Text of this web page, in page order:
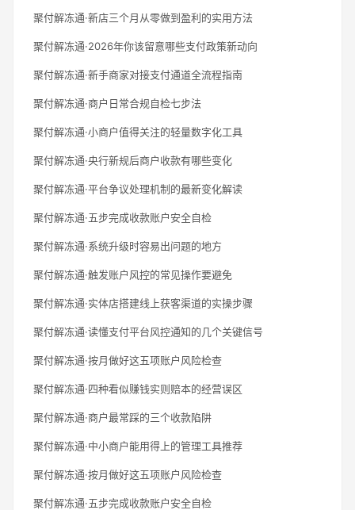
聚付解冻通·新店三个月从零做到盈利的实用方法
聚付解冻通·2026年你该留意哪些支付政策新动向
聚付解冻通·新手商家对接支付通道全流程指南
聚付解冻通·商户日常合规自检七步法
聚付解冻通·小商户值得关注的轻量数字化工具
聚付解冻通·央行新规后商户收款有哪些变化
聚付解冻通·平台争议处理机制的最新变化解读
聚付解冻通·五步完成收款账户安全自检
聚付解冻通·系统升级时容易出问题的地方
聚付解冻通·触发账户风控的常见操作要避免
聚付解冻通·实体店搭建线上获客渠道的实操步骤
聚付解冻通·读懂支付平台风控通知的几个关键信号
聚付解冻通·按月做好这五项账户风险检查
聚付解冻通·四种看似赚钱实则赔本的经营误区
聚付解冻通·商户最常踩的三个收款陷阱
聚付解冻通·中小商户能用得上的管理工具推荐
聚付解冻通·按月做好这五项账户风险检查
聚付解冻通·五步完成收款账户安全自检